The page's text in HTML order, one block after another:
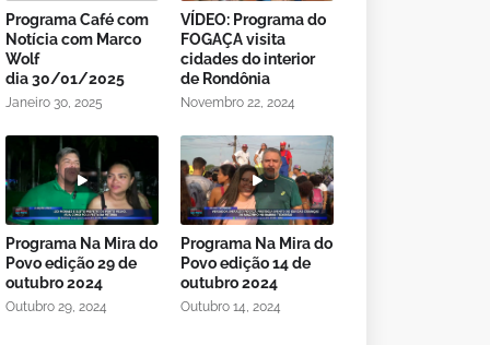
Programa Café com
Notícia com Marco
Wolf
dia 30/01/2025
Janeiro 30, 2025
VÍDEO: Programa do
FOGAÇA visita
cidades do interior
de Rondônia
Novembro 22, 2024
Programa Na Mira do
Povo edição 29 de
outubro 2024
Outubro 29, 2024
Programa Na Mira do
Povo edição 14 de
outubro 2024
Outubro 14, 2024